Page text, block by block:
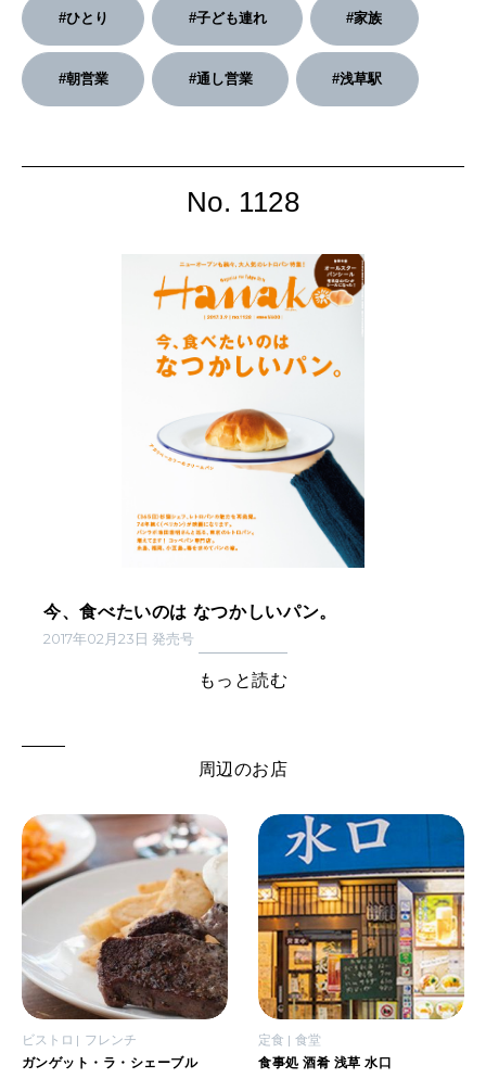
2025年12月号「お酒の新常識。」
#ひとり #子ども連れ #家族
#朝営業 #通し営業 #浅草駅
No. 1128
今、食べたいのは なつかしいパン。
2017年02月23日 発売号
もっと読む
周辺のお店
ビストロ フレンチ
ガンゲット・ラ・シェーブル
定食 食堂
食事処 酒肴 浅草 水口